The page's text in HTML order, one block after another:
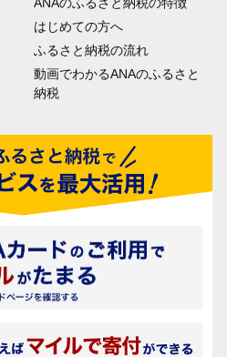
はじめての方へ
ふるさと納税の流れ
動画でわかるANAのふるさと
納税